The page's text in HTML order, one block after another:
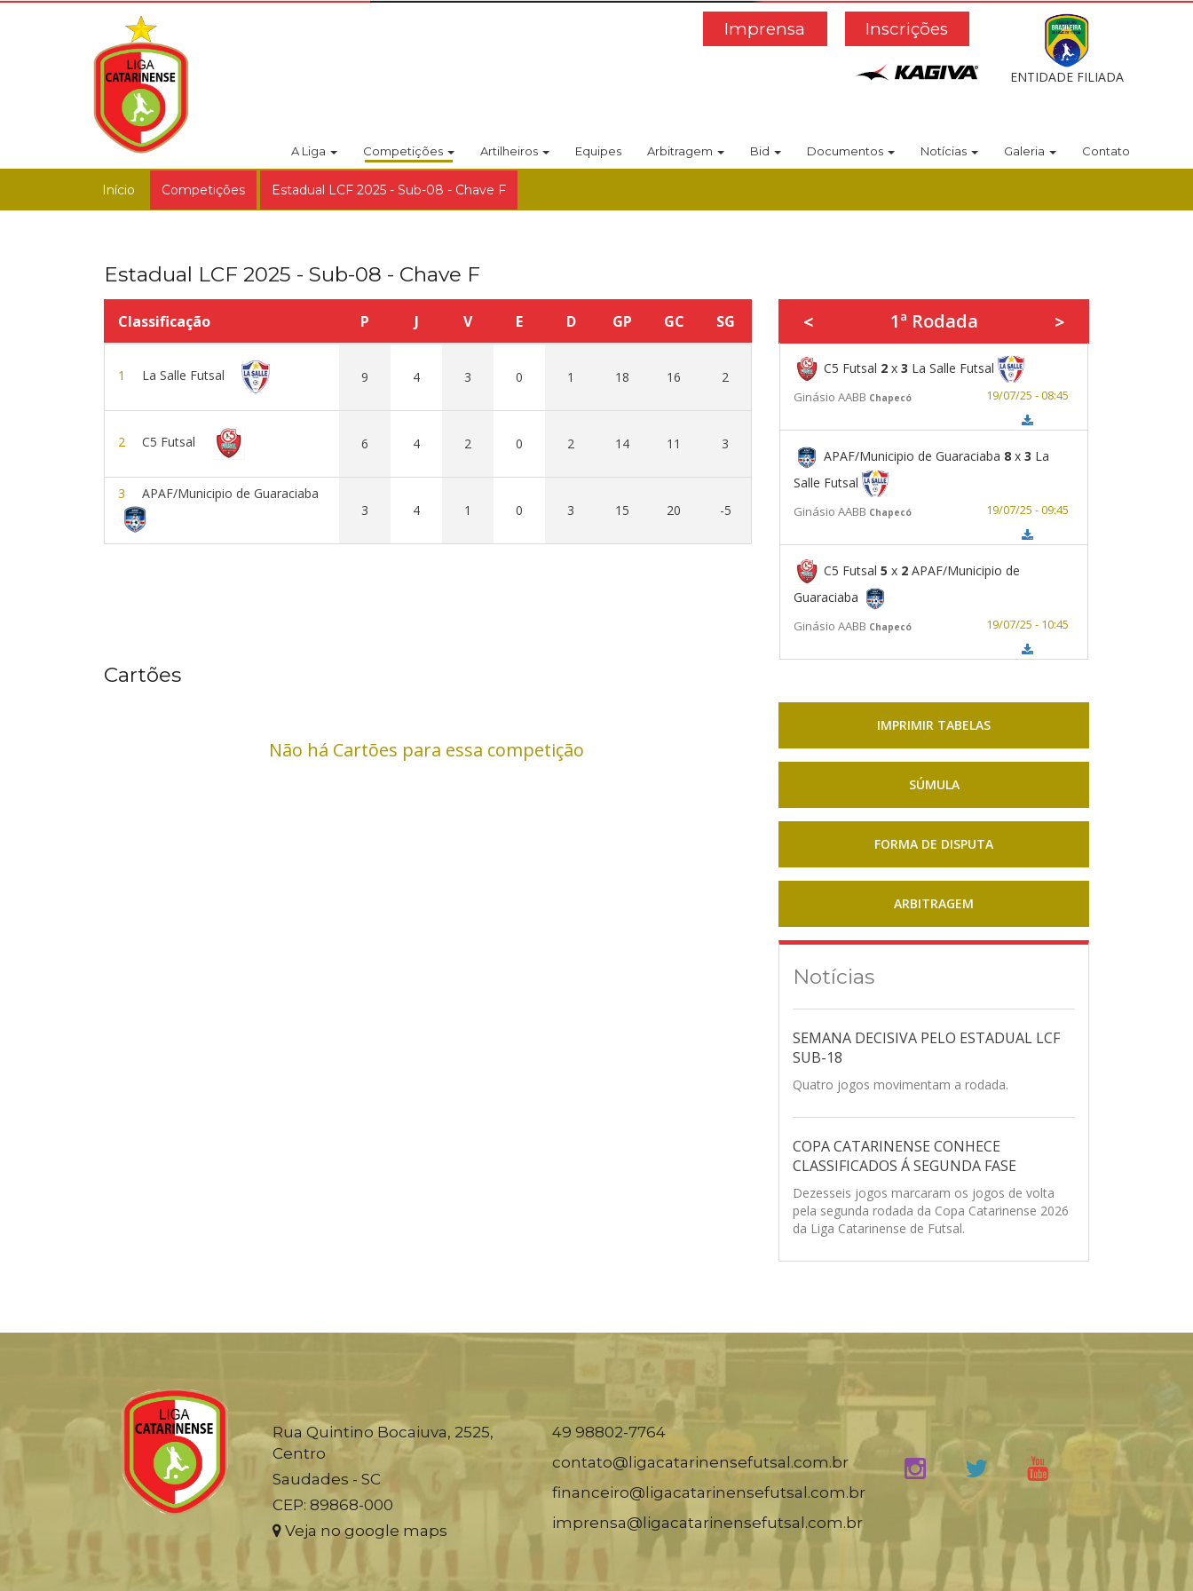
Inscrições
Imprensa
ENTIDADE FILIADA
A Liga Competições Artilheiros Equipes Arbitragem Bid Documentos Notícias Galeria Contato
Início Competições Estadual LCF 2025 - Sub-08 - Chave F
Estadual LCF 2025 - Sub-08 - Chave F
Classificação P J V E D GP GC SG
1 La Salle Futsal 9 4 3 0 1 18 16 2
2 C5 Futsal 6 4 2 0 2 14 11 3
3
APAF/Municipio de Guaraciaba
3
4 1 0 3 15 20 -5
< 1ª Rodada >
C5 Futsal 2 x 3 La Salle Futsal
Ginásio AABB Chapecó 19/07/25 - 08:45
APAF/Municipio de Guaraciaba 8 x 3 La
Salle Futsal
Ginásio AABB Chapecó 19/07/25 - 09:45
C5 Futsal 5 x 2 APAF/Municipio de
Guaraciaba
Ginásio AABB Chapecó 19/07/25 - 10:45
Cartões
Não há Cartões para essa competição
IMPRIMIR TABELAS
SÚMULA
FORMA DE DISPUTA
ARBITRAGEM
Notícias
SEMANA DECISIVA PELO ESTADUAL LCF
SUB-18
Quatro jogos movimentam a rodada.
COPA CATARINENSE CONHECE
CLASSIFICADOS Á SEGUNDA FASE
Dezesseis jogos marcaram os jogos de volta
pela segunda rodada da Copa Catarinense 2026
da Liga Catarinense de Futsal.
Rua Quintino Bocaiuva, 2525,
Centro
Saudades - SC
CEP: 89868-000
Veja no google maps
49 98802-7764
contato@ligacatarinensefutsal.com.br
financeiro@ligacatarinensefutsal.com.br
imprensa@ligacatarinensefutsal.com.br